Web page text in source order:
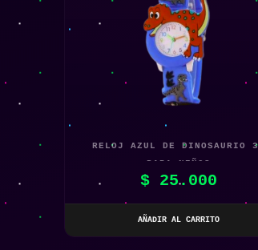
RELOJ AZUL DE DINOSAURIO
PARA NIÑOS
$25.000
AÑADIR AL CARRITO